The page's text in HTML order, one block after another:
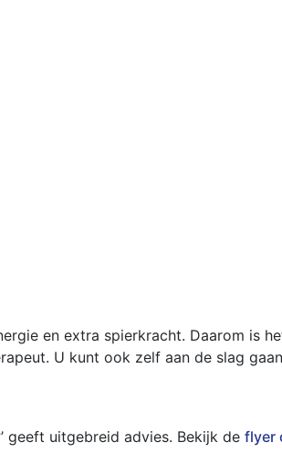
en extra spierkracht. Daarom is
U kunt ook zelf aan de slag
geeft uitgebreid advies. Bekijk de flyer